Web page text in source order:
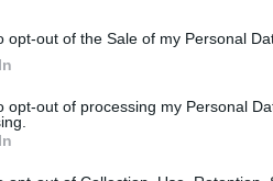
opt-out of the Sale of my Personal
opt-out of processing my Personal
Qui arrivano soprattutto
e molti di loro
per noleggiare le
una vera risorsa che va